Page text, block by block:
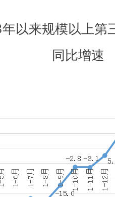
来规模以上第
同比增速